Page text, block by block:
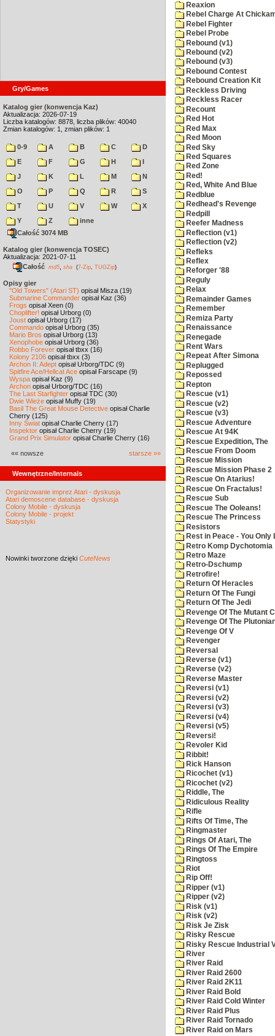
Gry/Games
Katalog gier (konwencja Kaz)
Aktualizacja: 2026-07-19
Liczba katalogów: 8878, liczba plików: 40040
Zmian katalogów: 1, zmian plików: 1
0-9 A B C
D
E
F G H
I
J
K L M
N
O
P Q R
S
T
U V W
X
Y
Z
inne
Całość 3074 MB
Katalog gier (konwencja TOSEC)
Aktualizacja: 2021-07-11
Całość md5 sha (7-Zip TUGZip)
Opisy gier
"Old Towers" (Atari ST) opisał Misza (19)
Submarine Commander opisał Kaz (36)
Frogs opisał Xeen (0)
Choplifter! opisał Urborg (0)
Joust opisał Urborg (17)
Commando opisał Urborg (35)
Mario Bros opisał Urborg (13)
Xenophobe opisał Urborg (36)
Robbo Forever opisał tbxx (16)
Kolony 2106 opisał tbxx (3)
Archon II: Adept opisał Urborg/TDC (9)
Spitfire Ace/Hellcat Ace opisał Farscape (9)
Wyspa opisał Kaz (9)
Archon opisał Urborg/TDC (16)
The Last Starfighter opisał TDC (30)
Dwie Wieże opisał Muffy (19)
Basil The Great Mouse Detective opisał Charlie
Cherry (125)
Inny Świat opisał Charlie Cherry (17)
Inspektor opisał Charlie Cherry (19)
Grand Prix Simulator opisał Charlie Cherry (16)
«« nowsze starsze »»
Wewnętrzne/Internals
Organizowanie imprez Atari - dyskusja
Atari demoscene database - dyskusja
Colony Mobile - dyskusja
Colony Mobile - projekt
Statystyki
Nowinki tworzone dzięki CuteNews
Reaxion
Rebel Charge At
Rebel Fighter
Rebel Probe
Rebound (v1)
Rebound (v2)
Rebound (v3)
Rebound Contest
Rebound Creation Kit
Reckless Driving
Reckless Racer
Recount
Red Hot
Red Max
Red Moon
Red Sky
Red Squares
Red Zone
Red!
Red, White And Blue
Redblue
Redhead's Revenge
Redpill
Reefer Madness
Reflection (v1)
Reflection (v2)
Refleks
Reflex
Reforger '88
Reguly
Relax
Remainder Games
Remember
Remiza Party
Renaissance
Renegade
Rent Wars
Repeat After Simona
Replugged
Repossed
Repton
Rescue (v1)
Rescue (v2)
Rescue (v3)
Rescue Adventure
Rescue At 94K
Rescue Expedition, The
Rescue From Doom
Rescue Mission
Rescue Mission Phase 2
Rescue On Atarius!
Rescue On Fractalus!
Rescue Sub
Rescue The Ooleans!
Rescue The Princess
Resistors
Rest in Peace - You Only
Retro Komp Dychotomia
Retro Maze
Retro-Dschump
Retrofire!
Return Of Heracles
Return Of The Fungi
Return Of The Jedi
Revenge Of The Mutant
Revenge Of The
Revenge Of V
Revenger
Reversal
Reverse (v1)
Reverse (v2)
Reverse Master
Reversi (v1)
Reversi (v2)
Reversi (v3)
Reversi (v4)
Reversi (v5)
Reversi!
Revoler Kid
Ribbit!
Rick Hanson
Ricochet (v1)
Ricochet (v2)
Riddle, The
Ridiculous Reality
Rifle
Rifts Of Time, The
Ringmaster
Rings Of Atari, The
Rings Of The Empire
Ringtoss
Riot
Rip Off!
Ripper (v1)
Ripper (v2)
Risk (v1)
Risk (v2)
Risk Je Zisk
Risky Rescue
Risky Rescue Industrial
River
River Raid
River Raid 2600
River Raid 2K11
River Raid Bold
River Raid Cold Winter
River Raid Plus
River Raid Tornado
River Raid on Mars